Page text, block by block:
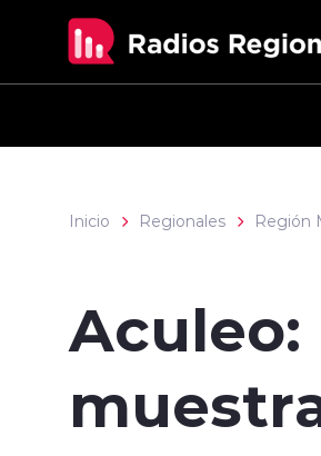
Inicio Regionales Región
Aculeo: